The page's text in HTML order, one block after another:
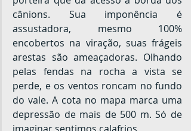
cânions. Sua imponência é
assustadora, mesmo 100%
encobertos na viração, suas frágeis
arestas são ameaçadoras. Olhando
pelas fendas na rocha a vista se
perde, e os ventos roncam no fundo
do vale. A cota no mapa marca uma
depressão de mais de 500 m. Só de